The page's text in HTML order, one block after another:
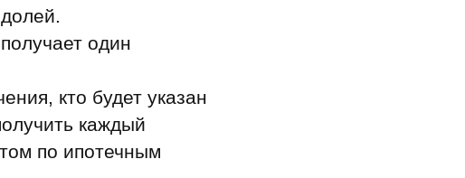
один
кто будет указан
каждый
по ипотечным